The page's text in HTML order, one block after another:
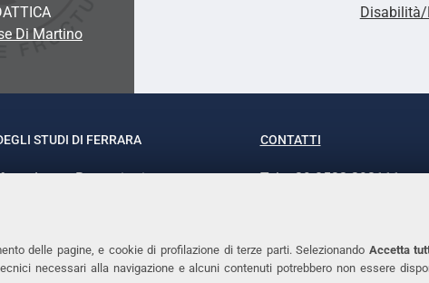
delle pagine, e cookie di profilazione di terze parti. Selezionando Accetta
necessari alla navigazione e alcuni contenuti potrebbero non essere
Di Martino
Disabilità/
STUDI DI FERRARA
Laura Ramaciotti
CONTATTI
Tel. +39 0532 293111